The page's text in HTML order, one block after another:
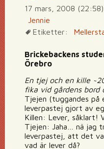
17 mars, 2008 (22:58)
Jennie
Etiketter:
Brickebackens
Örebro
En tjej och en kille
fika vid gårdens bord
Tjejen (tuggandes på
leverpastej gjort av
Killen: Lever, såklart!
Tjejen: Jaha… nä jag
leverpastej, att det
vad är lever då?